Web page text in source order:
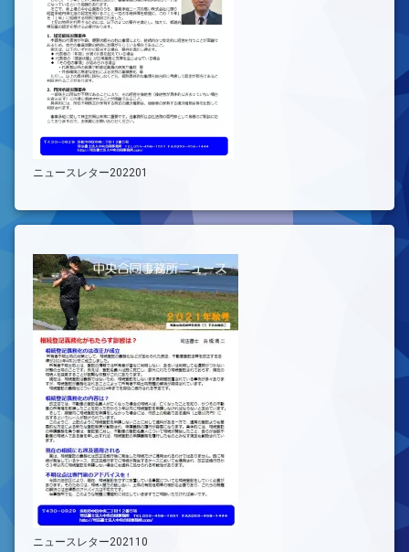
ニュースレター202201
ニュースレター202110